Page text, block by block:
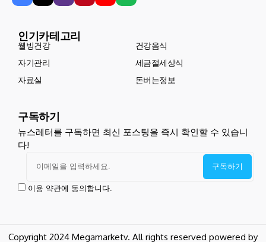
인기카테고리
웰빙건강
건강음식
자기관리
세금절세상식
자료실
돈버는정보
구독하기
뉴스레터를 구독하면 최신 포스팅을 즉시 확인할 수 있습니
다!
이용 약관에 동의합니다.
Copyright 2024 Megamarketv. All rights reserved powered by